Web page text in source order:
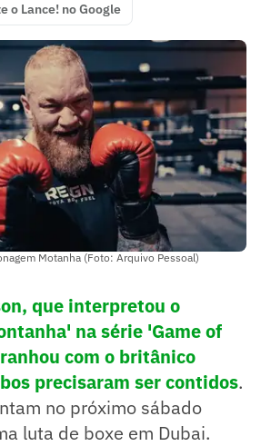
o Lance! no Google
Motanha (Foto: Arquivo Pessoal)
que interpretou o
na série 'Game of
com o britânico
precisaram ser contidos.
no próximo sábado
luta de boxe em Dubai.